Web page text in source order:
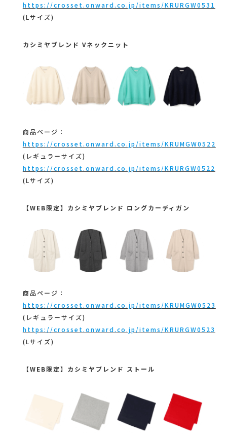
https://crosset.onward.co.jp/items/KRURGW0531
(Lサイズ)
カシミヤブレンド Vネックニット
商品ページ：
https://crosset.onward.co.jp/items/KRUMGW0522
(レギュラーサイズ)
https://crosset.onward.co.jp/items/KRURGW0522
(Lサイズ)
【WEB限定】カシミヤブレンド ロングカーディガン
商品ページ：
https://crosset.onward.co.jp/items/KRUMGW0523
(レギュラーサイズ)
https://crosset.onward.co.jp/items/KRURGW0523
(Lサイズ)
【WEB限定】カシミヤブレンド ストール